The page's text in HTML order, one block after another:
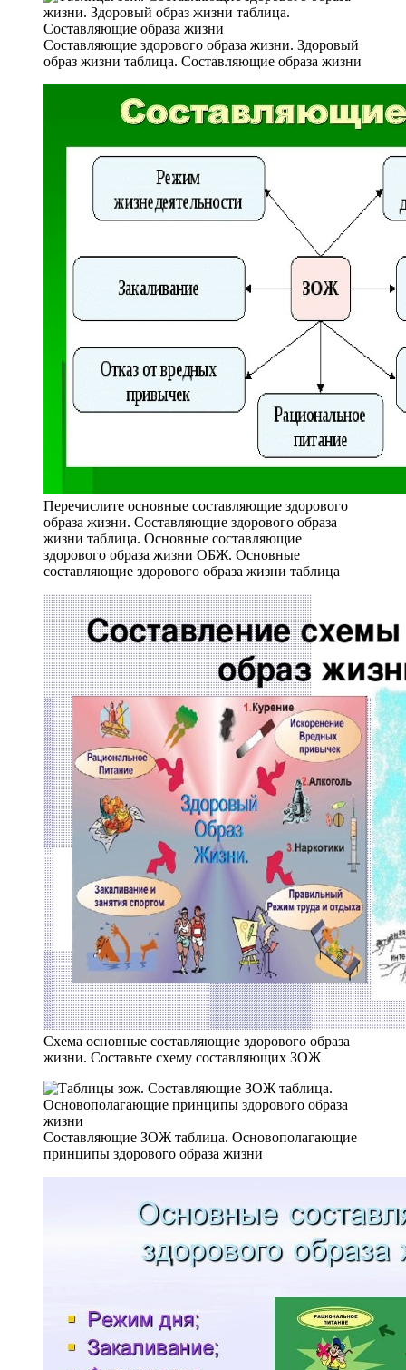
Составляющие здорового образа жизни. Здоровый
образ жизни таблица. Составляющие образа жизни
Перечислите основные составляющие здорового
образа жизни. Составляющие здорового образа
жизни таблица. Основные составляющие
здорового образа жизни ОБЖ. Основные
составляющие здорового образа жизни таблица
Схема основные составляющие здорового образа
жизни. Составьте схему составляющих ЗОЖ
Составляющие ЗОЖ таблица. Основополагающие
принципы здорового образа жизни